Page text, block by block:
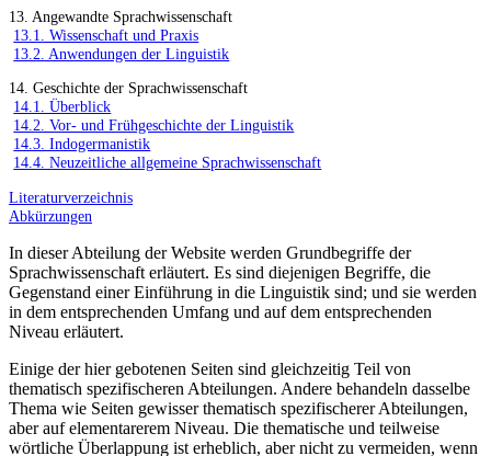
13. Angewandte Sprachwissenschaft
13.1. Wissenschaft und Praxis
13.2. Anwendungen der Linguistik
14. Geschichte der Sprachwissenschaft
14.1. Überblick
14.2. Vor- und Frühgeschichte der Linguistik
14.3. Indogermanistik
14.4. Neuzeitliche allgemeine Sprachwissenschaft
Literaturverzeichnis
Abkürzungen
In dieser Abteilung der Website werden Grundbegriffe der
Sprachwissenschaft erläutert. Es sind diejenigen Begriffe, die
Gegenstand einer Einführung in die Linguistik sind; und sie werden
in dem entsprechenden Umfang und auf dem entsprechenden
Niveau erläutert.
Einige der hier gebotenen Seiten sind gleichzeitig Teil von
thematisch spezifischeren Abteilungen. Andere behandeln dasselbe
Thema wie Seiten gewisser thematisch spezifischerer Abteilungen,
aber auf elementarerem Niveau. Die thematische und teilweise
wörtliche Überlappung ist erheblich, aber nicht zu vermeiden, wenn